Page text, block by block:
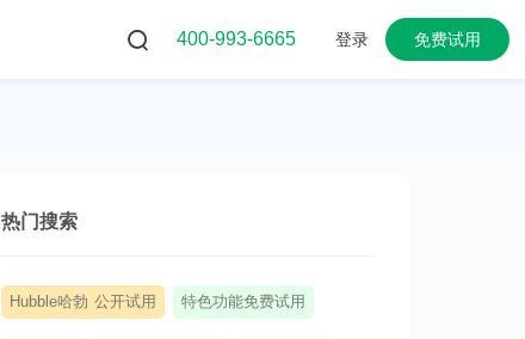
400-993-6665 登录 免费试用
热门搜索
Hubble哈勃 公开试用 特色功能免费试用